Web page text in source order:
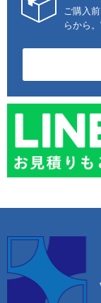
ご購入
らから